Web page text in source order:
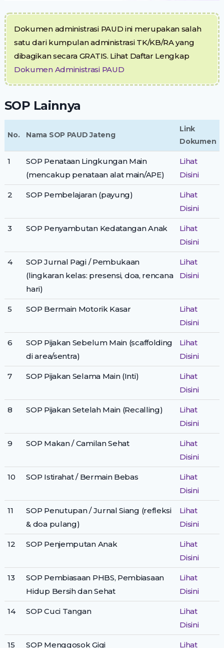
Dokumen administrasi PAUD ini merupakan salah
satu dari kumpulan administrasi TK/KB/RA yang
dibagikan secara GRATIS. Lihat Daftar Lengkap
Dokumen Administrasi PAUD
SOP Lainnya
No. Nama SOP PAUD Jateng
Link
Dokumen
1
SOP Penataan Lingkungan Main
(mencakup penataan alat main/APE)
Lihat
Disini
2 SOP Pembelajaran (payung)
Lihat
Disini
3 SOP Penyambutan Kedatangan Anak
Lihat
Disini
4
SOP Jurnal Pagi / Pembukaan
(lingkaran kelas: presensi, doa, rencana
hari)
Lihat
Disini
5 SOP Bermain Motorik Kasar
Lihat
Disini
6
SOP Pijakan Sebelum Main (scaffolding
di area/sentra)
Lihat
Disini
7 SOP Pijakan Selama Main (Inti)
Lihat
Disini
8 SOP Pijakan Setelah Main (Recalling)
Lihat
Disini
9 SOP Makan / Camilan Sehat
Lihat
Disini
10 SOP Istirahat / Bermain Bebas
Lihat
Disini
11
SOP Penutupan / Jurnal Siang (refleksi
& doa pulang)
Lihat
Disini
12 SOP Penjemputan Anak
Lihat
Disini
13
SOP Pembiasaan PHBS, Pembiasaan
Hidup Bersih dan Sehat
Lihat
Disini
14 SOP Cuci Tangan
Lihat
Disini
15 SOP Menggosok Gigi
Lihat